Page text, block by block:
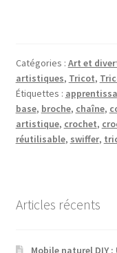
Catégories : Art et
artistiques, Tricot,
Étiquettes :
base, broche, chaîne,
artistique, crochet,
réutilisable, swiffer,
Articles récents
Mobile naturel DIY